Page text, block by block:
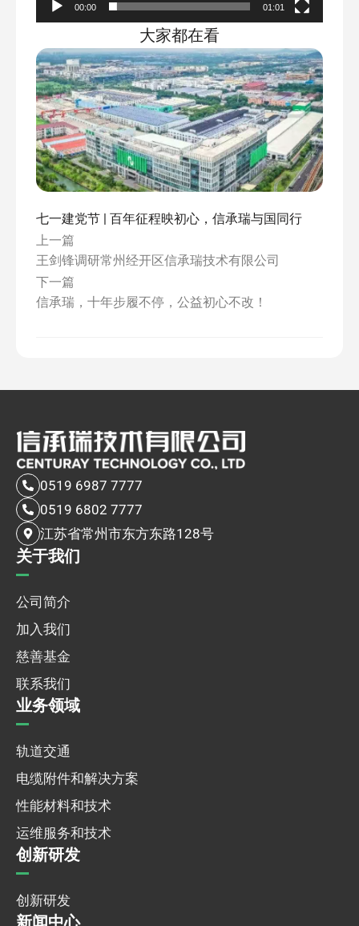
00:00 01:01
大家都在看
七一建党节 | 百年征程映初心，信承瑞与国同行
上一篇
王剑锋调研常州经开区信承瑞技术有限公司
下一篇
信承瑞，十年步履不停，公益初心不改！
0519 6987 7777
0519 6802 7777
江苏省常州市东方东路128号
关于我们
公司简介
加入我们
慈善基金
联系我们
业务领域
轨道交通
电缆附件和解决方案
性能材料和技术
运维服务和技术
创新研发
创新研发
新闻中心